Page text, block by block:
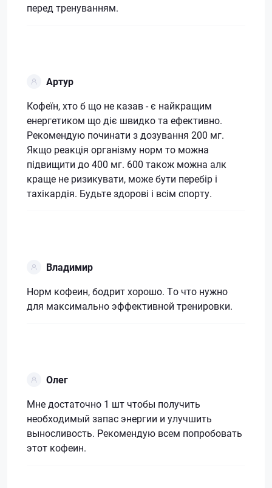
перед тренуванням.
Артур
Кофеїн, хто б що не казав - є найкращим
енергетиком що діє швидко та ефективно.
Рекомендую починати з дозування 200 мг.
Якщо реакція організму норм то можна
підвищити до 400 мг. 600 також можна алк
краще не ризикувати, може бути перебір і
тахікардія. Будьте здорові і всім спорту.
Владимир
Норм кофеин, бодрит хорошо. То что нужно
для максимально эффективной тренировки.
Олег
Мне достаточно 1 шт чтобы получить
необходимый запас энергии и улучшить
выносливость. Рекомендую всем попробовать
этот кофеин.